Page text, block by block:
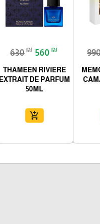
630₪ 560 ₪
THAMEEN RIVIERE
EXTRAIT DE PARFUM
50ML
add_shopping_cart